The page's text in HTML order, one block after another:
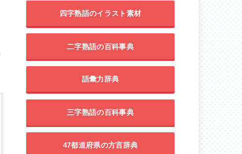
四字熟語のイラスト素材
二字熟語の百科事典
語彙力辞典
三字熟語の百科事典
47都道府県の方言辞典